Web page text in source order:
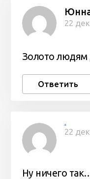
22
Золото людям
Ответить
Я
22
Ну ничего